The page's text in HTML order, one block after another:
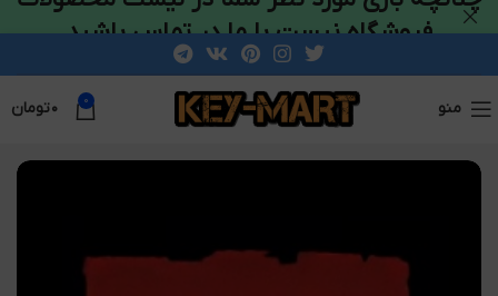
منو 0 ۰تومان
فروشگاه نیست با ما در تماس باشید